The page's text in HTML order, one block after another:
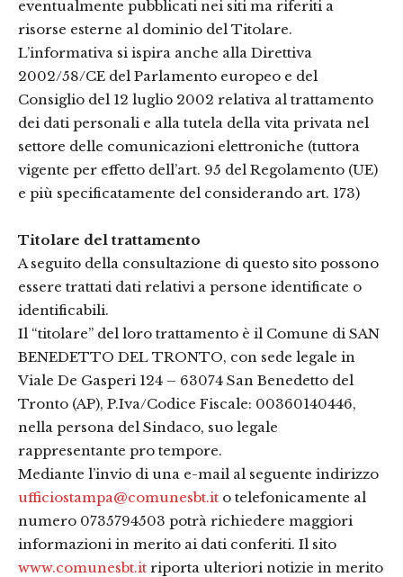
eventualmente pubblicati nei siti ma riferiti a
risorse esterne al dominio del Titolare.
L’informativa si ispira anche alla Direttiva
2002/58/CE del Parlamento europeo e del
Consiglio del 12 luglio 2002 relativa al trattamento
dei dati personali e alla tutela della vita privata nel
settore delle comunicazioni elettroniche (tuttora
vigente per effetto dell’art. 95 del Regolamento (UE)
e più specificatamente del considerando art. 173)
Titolare del trattamento
A seguito della consultazione di questo sito possono
essere trattati dati relativi a persone identificate o
identificabili.
Il “titolare” del loro trattamento è il Comune di SAN
BENEDETTO DEL TRONTO, con sede legale in
Viale De Gasperi 124 – 63074 San Benedetto del
Tronto (AP), P.Iva/Codice Fiscale: 00360140446,
nella persona del Sindaco, suo legale
rappresentante pro tempore.
Mediante l’invio di una e-mail al seguente indirizzo
ufficiostampa@comunesbt.it o telefonicamente al
numero 0735794503 potrà richiedere maggiori
informazioni in merito ai dati conferiti. Il sito
www.comunesbt.it riporta ulteriori notizie in merito